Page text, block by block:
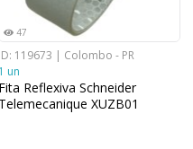
47
ID: 119673 | Colombo - PR
1 un
Fita Reflexiva Schneider
Telemecanique XUZB01